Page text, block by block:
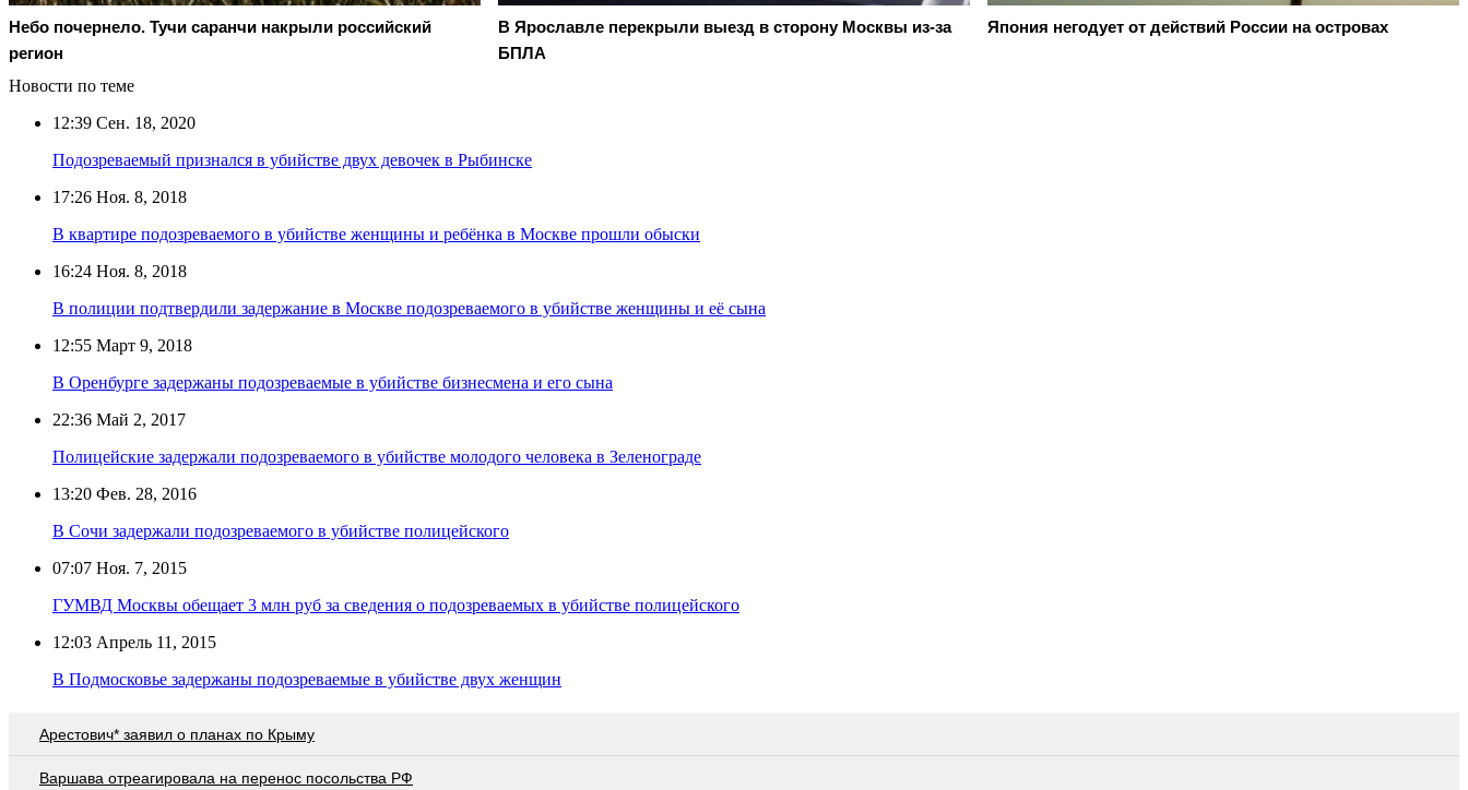
Небо почернело. Тучи саранчи накрыли российский
регион
В Ярославле перекрыли выезд в сторону Москвы из-за
БПЛА
Япония негодует от действий России на островах
Новости по теме
12:39 Сен. 18, 2020
Подозреваемый признался в убийстве двух девочек в Рыбинске
17:26 Ноя. 8, 2018
В квартире подозреваемого в убийстве женщины и ребёнка в Москве прошли обыски
16:24 Ноя. 8, 2018
В полиции подтвердили задержание в Москве подозреваемого в убийстве женщины и её сына
12:55 Март 9, 2018
В Оренбурге задержаны подозреваемые в убийстве бизнесмена и его сына
22:36 Май 2, 2017
Полицейские задержали подозреваемого в убийстве молодого человека в Зеленограде
13:20 Фев. 28, 2016
В Сочи задержали подозреваемого в убийстве полицейского
07:07 Ноя. 7, 2015
ГУМВД Москвы обещает 3 млн руб за сведения о подозреваемых в убийстве полицейского
12:03 Апрель 11, 2015
В Подмосковье задержаны подозреваемые в убийстве двух женщин
Арестович* заявил о планах по Крыму
Варшава отреагировала на перенос посольства РФ